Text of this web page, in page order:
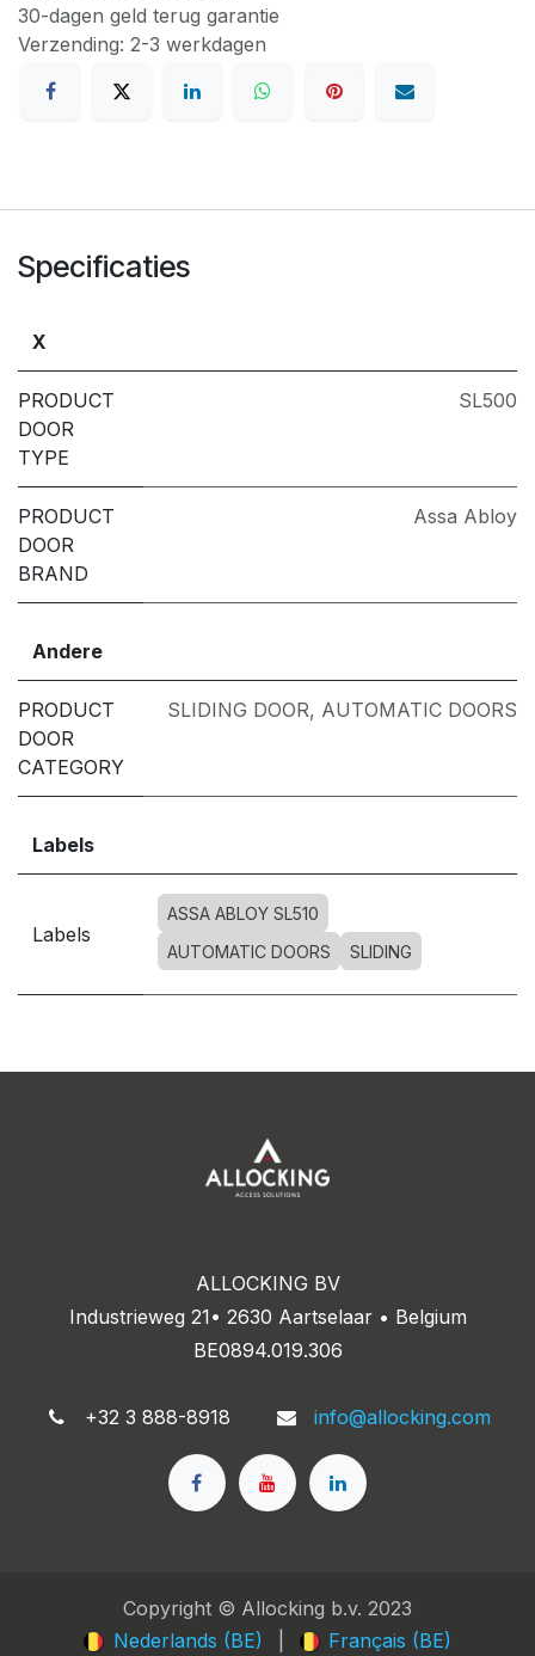
30-dagen geld terug garantie
Verzending: 2-3 werkdagen
Specificaties
X
PRODUCT
DOOR
TYPE
SL500
PRODUCT
DOOR
BRAND
Assa Abloy
Andere
PRODUCT
DOOR
CATEGORY
SLIDING DOOR, AUTOMATIC DOORS
Labels
Labels
ASSA ABLOY SL510
AUTOMATIC DOORS
SLIDING
ALLOCKING BV
Industrieweg 21• 2630 Aartselaar • Belgium
BE0894.019.306
+32 3 888-8918 info@allocking.com
Copyright © Allocking b.v. 2023
Nederlands (BE)
Français (BE)